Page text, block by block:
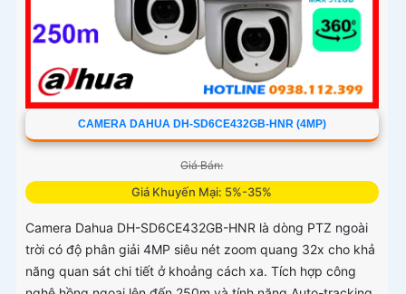
CAMERA DAHUA DH-SD6CE432GB-HNR (4MP)
Giá Bán:
Giá Khuyến Mại: 5%-35%
Camera Dahua DH-SD6CE432GB-HNR là dòng PTZ ngoài
trời có độ phân giải 4MP siêu nét zoom quang 32x cho khả
năng quan sát chi tiết ở khoảng cách xa. Tích hợp công